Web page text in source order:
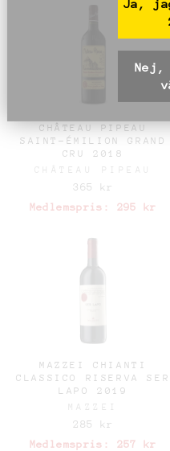
CHÂTEAU PIPEAU
SAINT-ÉMILION GRAND
CRU 2018
CHÂTEAU PIPEAU
365 kr
Medlemspris:
295 kr
MAZZEI CHIANTI
CLASSICO RISERVA SER
LAPO 2019
MAZZEI
285 kr
Medlemspris:
257 kr
Ja,